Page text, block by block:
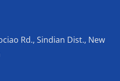
Rd., Sindian Dist., New